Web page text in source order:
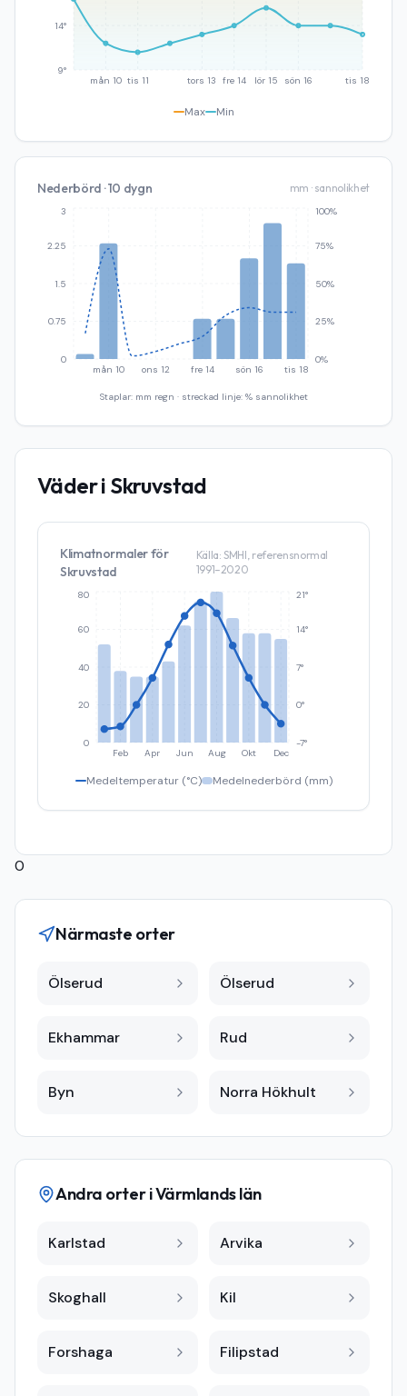
mån 10 tis 11 tors 13 fre 14 lör 15 sön 16 tis 18
9°
14°
Max Min
Nederbörd · 10 dygn mm · sannolikhet
mån 10 ons 12 fre 14 sön 16 tis 18
0
0.75
1.5
2.25
3
0%
25%
50%
75%
100%
Staplar: mm regn · streckad linje: % sannolikhet
Väder i Skruvstad
Klimatnormaler för
Skruvstad
Källa: SMHI, referensnormal
1991–2020
Feb Apr Jun Aug Okt Dec
0
20
40
60
80
-7°
0°
7°
14°
21°
Medeltemperatur (°C) Medelnederbörd (mm)
0
Närmaste orter
Ölserud Ölserud
Ekhammar Rud
Byn Norra Hökhult
Andra orter iVärmlands län
Karlstad Arvika
Skoghall Kil
Forshaga Filipstad